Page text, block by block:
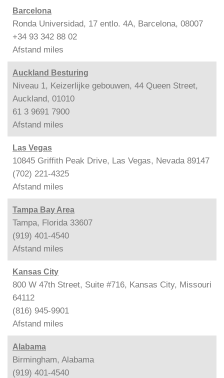
Barcelona
Ronda Universidad, 17 entlo. 4A, Barcelona, 08007
+34 93 342 88 02
Afstand miles
Auckland Besturing
Niveau 1, Keizerlijke gebouwen, 44 Queen Street,
Auckland, 01010
61 3 9691 7900
Afstand miles
Las Vegas
10845 Griffith Peak Drive, Las Vegas, Nevada 89147
(702) 221-4325
Afstand miles
Tampa Bay Area
Tampa, Florida 33607
(919) 401-4540
Afstand miles
Kansas City
800 W 47th Street, Suite #716, Kansas City, Missouri
64112
(816) 945-9901
Afstand miles
Alabama
Birmingham, Alabama
(919) 401-4540